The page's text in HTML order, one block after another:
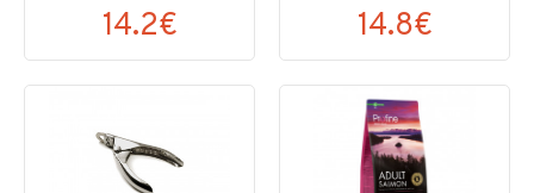
14.2€ 14.8€